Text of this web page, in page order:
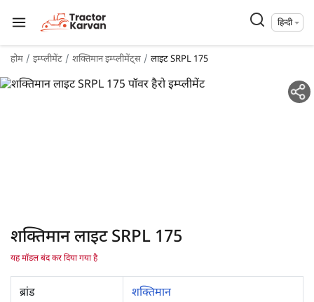
हिन्दी
होम इम्प्लीमेंट शक्तिमान इम्प्लीमेंट्स लाइट SRPL 175
शक्तिमान लाइट SRPL 175
यह मॉडल बंद कर दिया गया है
ब्रांड शक्तिमान